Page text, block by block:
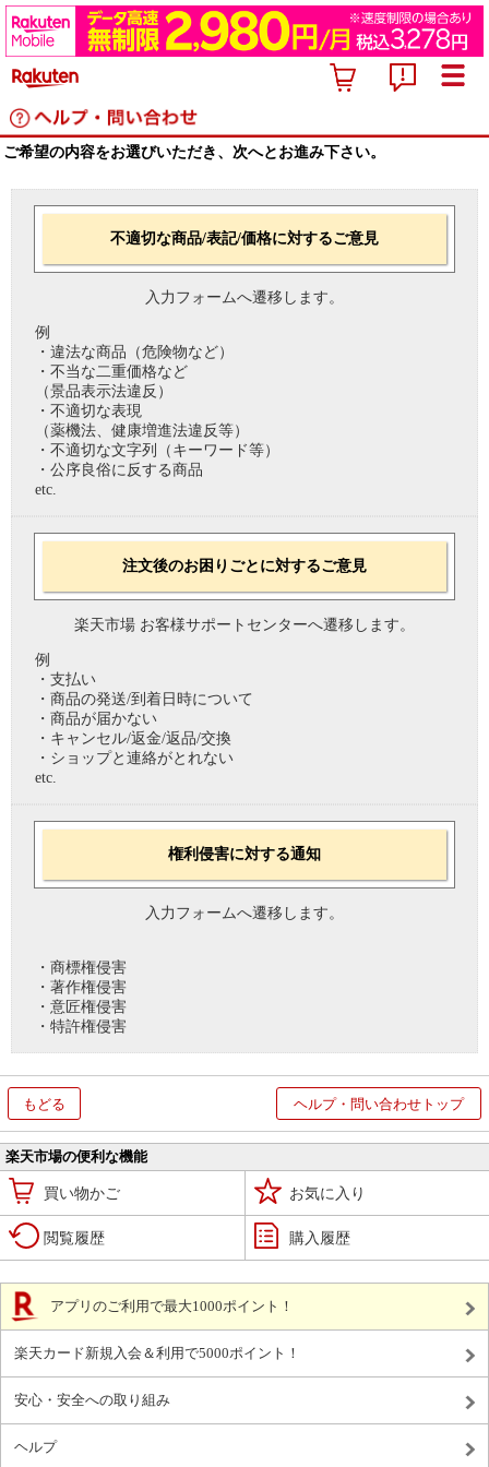
ご希望の内容をお選びいただき、次へとお進み下さい。
不適切な商品/表記/価格に対するご意見
入力フォームへ遷移します。
例
・違法な商品（危険物など）
・不当な二重価格など
（景品表示法違反）
・不適切な表現
（薬機法、健康増進法違反等）
・不適切な文字列（キーワード等）
・公序良俗に反する商品
etc.
注文後のお困りごとに対するご意見
楽天市場 お客様サポートセンターへ遷移します。
例
・支払い
・商品の発送/到着日時について
・商品が届かない
・キャンセル/返金/返品/交換
・ショップと連絡がとれない
etc.
権利侵害に対する通知
入力フォームへ遷移します。
・商標権侵害
・著作権侵害
・意匠権侵害
・特許権侵害
もどる ヘルプ・問い合わせトップ
楽天市場の便利な機能
買い物かご お気に入り
閲覧履歴 購入履歴
アプリのご利用で最大1000ポイント！
楽天カード新規入会＆利用で5000ポイント！
安心・安全への取り組み
ヘルプ